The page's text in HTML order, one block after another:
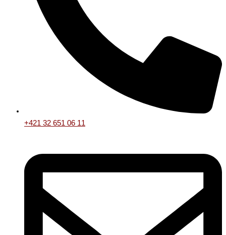
+421 32 651 06 11